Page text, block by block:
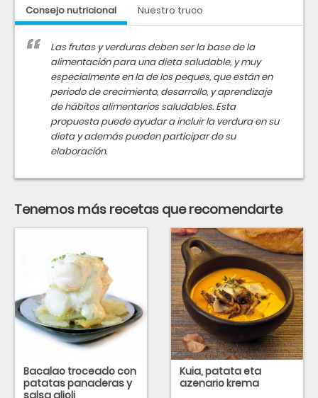
Consejo nutricional
Nuestro truco
Las frutas y verduras deben ser la base de la
alimentación para una dieta saludable, y muy
especialmente en la de los peques, que están en
periodo de crecimiento, desarrollo, y aprendizaje
de hábitos alimentarios saludables. Esta
propuesta puede ayudar a incluir la verdura en su
dieta y además pueden participar de su
elaboración.
Tenemos más recetas que recomendarte
Bacalao troceado con
patatas panaderas y
salsa alioli
Kuia, patata eta
azenario krema